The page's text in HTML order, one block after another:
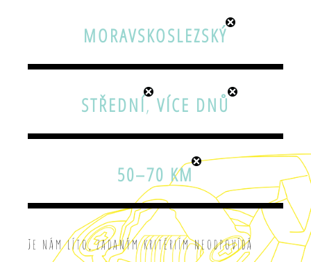
MORAVSKOSLEZSKÝ
STŘEDNÍ, VÍCE DNŮ
50–70 KM
Je nám líto, zadaným kritériím neodpovídá